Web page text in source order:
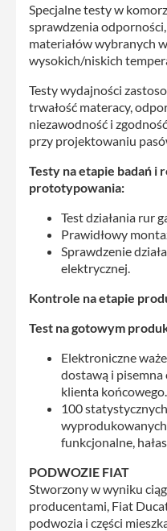
Specjalne testy w
sprawdzenia
materiałów wybranych
wysokich/niskich
Testy wydajności
trwałość materacy,
niezawodność i
przy projektowaniu
Testy na etapie badań i
prototypowania:
Test działania rur
Prawidłowy
Sprawdzenie
elektrycznej.
Kontrole na etapie
Test na gotowym
Elektroniczne
dostawą i
klienta końcowego.
100
funkcjonalne,
PODWOZIE FIAT
Stworzony w wyniku
producentami, Fiat
podwozia i części